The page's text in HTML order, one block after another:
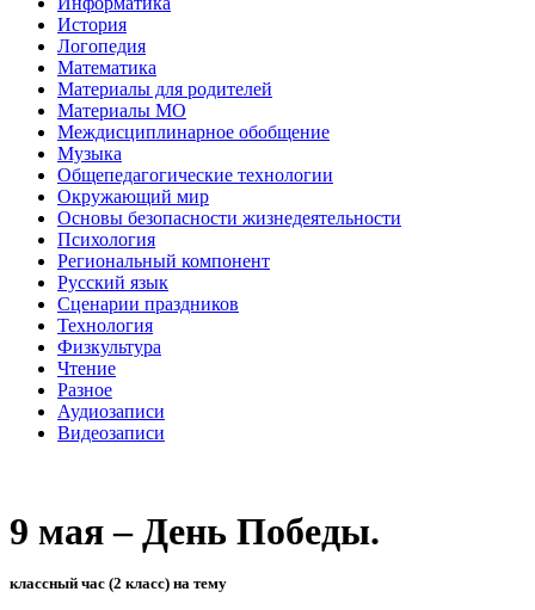
История
Логопедия
Математика
Материалы для родителей
Материалы МО
Междисциплинарное обобщение
Музыка
Общепедагогические технологии
Окружающий мир
Основы безопасности жизнедеятельности
Психология
Региональный компонент
Русский язык
Сценарии праздников
Технология
Физкультура
Чтение
Разное
Аудиозаписи
Видеозаписи
9 мая – День Победы.
классный час (2 класс) на тему